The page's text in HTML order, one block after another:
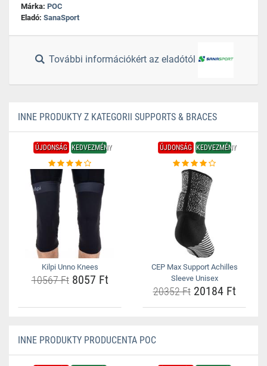
Márka: POC
Eladó: SanaSport
További információkért az eladótól
INNE PRODUKTY Z KATEGORII SUPPORTS & BRACES
ÚJDONSÁG KEDVEZMÉNY
Kilpi Unno Knees
10567 Ft8057 Ft
ÚJDONSÁG KEDVEZMÉNY
CEP Max Support Achilles
Sleeve Unisex
20352 Ft20184 Ft
INNE PRODUKTY PRODUCENTA POC